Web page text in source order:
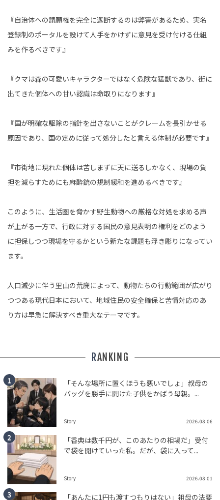
『自治体への請願権を完全に遮断するのは弊害があるため、実名
登録制のポータルを設けて人手をかけずに意見を受け付ける仕組
みを作るべきです』
『クマは森の可愛いキャラクターではなく危険な猛獣であり、街に
出てきた個体への甘い認識は命取りになります』
『国が明確な駆除の指針を出さないことがクレームを長引かせる
原因であり、国の定めに従って処分したと言える体制が必要です』
『市街地に現れた個体は苦しまずに天に送るしかなく、現場の負
担を減らすためにも麻酔銃の規制緩和を進めるべきです』
このように、生活圏を脅かす野生動物への厳格な対処を求める声
が上がる一方で、行政に対する国民の意見表明の権利をどのよう
に担保しつつ現場を守るかという新たな課題も浮き彫りになってい
ます。
人口減少に伴う里山の荒廃によって、動物たちの行動範囲が広がり
つつある現代日本において、地域住民の安全確保と苦情対応のあ
り方は早急に解決すべき重大なテーマです。
RANKING
「そんな場所に置くほうも悪いでしょ」叔母の
バッグを勝手に開けた子供をかばう母親。...
Story 2026.08.06
「香典は数千円が、このあたりの相場だ」受付
で袋を開けていった私。だが、袋に入って...
Story 2026.08.01
「あんたに1円も渡すつもりはない」祖母の法要